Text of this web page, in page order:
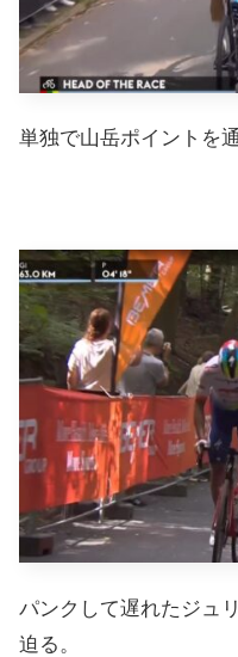
単独で山岳ポイントを通
パンクして遅れたジュ
迫る。